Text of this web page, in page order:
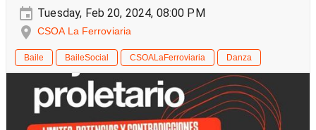
Tuesday, Feb 20, 2024, 08:00 PM
CSOA La Ferroviaria
Baile BaileSocial CSOALaFerroviaria Danza